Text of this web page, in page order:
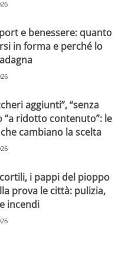
e benessere: quanto
in forma e perché lo
aggiunti”, “senza
“a ridotto contenuto”: le
cambiano la scelta
i pappi del pioppo
prova le città: pulizia,
incendi